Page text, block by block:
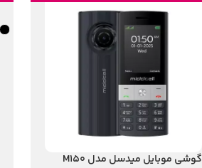
گوشی موبایل میدسل مدل M150